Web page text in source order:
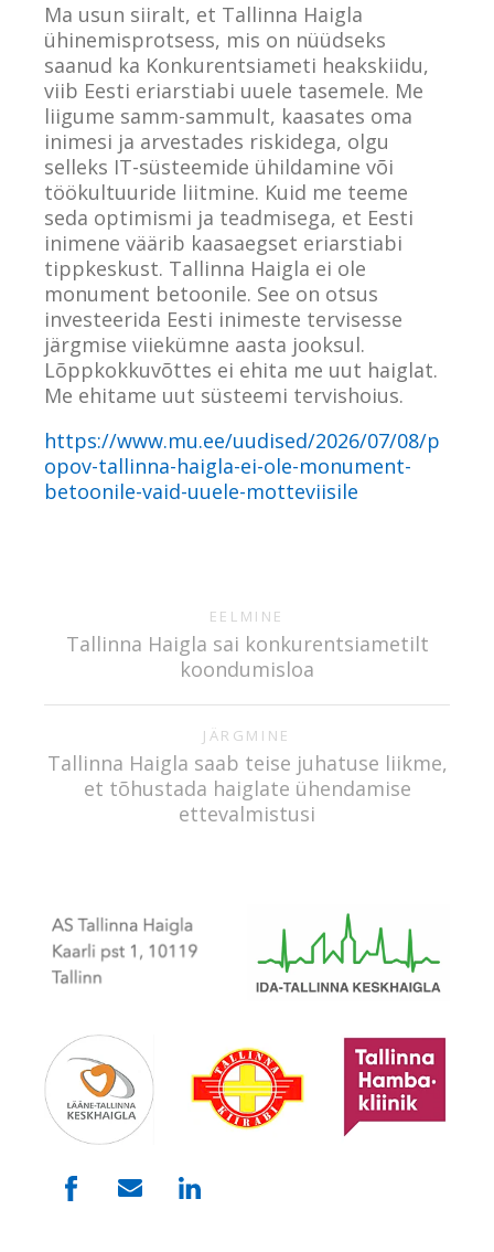
Ma usun siiralt, et Tallinna Haigla
ühinemisprotsess, mis on nüüdseks
saanud ka Konkurentsiameti heakskiidu,
viib Eesti eriarstiabi uuele tasemele. Me
liigume samm-sammult, kaasates oma
inimesi ja arvestades riskidega, olgu
selleks IT-süsteemide ühildamine või
töökultuuride liitmine. Kuid me teeme
seda optimismi ja teadmisega, et Eesti
inimene väärib kaasaegset eriarstiabi
tippkeskust. Tallinna Haigla ei ole
monument betoonile. See on otsus
investeerida Eesti inimeste tervisesse
järgmise viiekümne aasta jooksul.
Lõppkokkuvõttes ei ehita me uut haiglat.
Me ehitame uut süsteemi tervishoius.
https://www.mu.ee/uudised/2026/07/08/p
opov-tallinna-haigla-ei-ole-monument-
betoonile-vaid-uuele-motteviisile
EELMINE
Tallinna Haigla sai konkurentsiametilt
koondumisloa
JÄRGMINE
Tallinna Haigla saab teise juhatuse liikme,
et tõhustada haiglate ühendamise
ettevalmistusi